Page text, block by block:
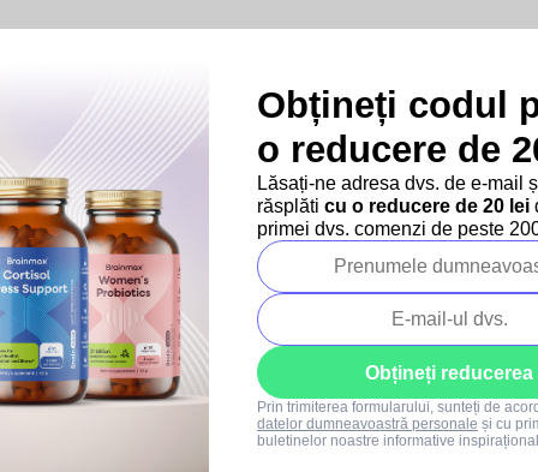
Obțineți codul
o reducere de
Lăsați-ne adresa dvs. de e-mail
răsplăti cu o reducere de 20 lei
primei dvs. comenzi de peste
Obțineți reducerea
Prin trimiterea formularului, sunteți de
datelor dumneavoastră personale și cu
buletinelor noastre informative